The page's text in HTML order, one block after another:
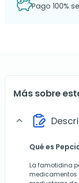
Pago 100%
Más sobre
expand_more
Qué es
La famotidina
medicamentos